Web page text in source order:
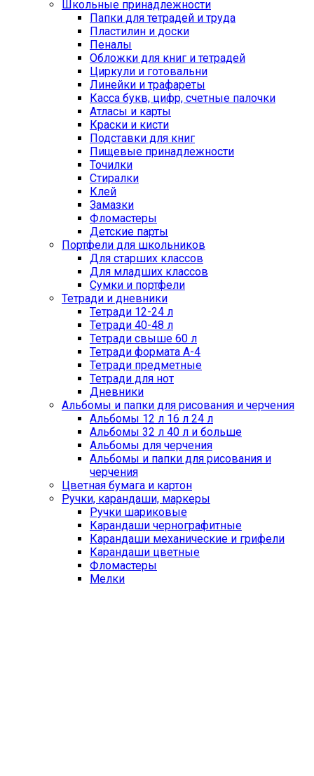
Школьные принадлежности
Папки для тетрадей и труда
Пластилин и доски
Пеналы
Обложки для книг и тетрадей
Циркули и готовальни
Линейки и трафареты
Касса букв, цифр, счетные палочки
Атласы и карты
Краски и кисти
Подставки для книг
Пищевые принадлежности
Точилки
Стиралки
Клей
Замазки
Фломастеры
Детские парты
Портфели для школьников
Для старших классов
Для младших классов
Сумки и портфели
Тетради и дневники
Тетради 12-24 л
Тетради 40-48 л
Тетради свыше 60 л
Тетради формата А-4
Тетради предметные
Тетради для нот
Дневники
Альбомы и папки для рисования и черчения
Альбомы 12 л 16 л 24 л
Альбомы 32 л 40 л и больше
Альбомы для черчения
Альбомы и папки для рисования и
черчения
Цветная бумага и картон
Ручки, карандаши, маркеры
Ручки шариковые
Карандаши чернографитные
Карандаши механические и грифели
Карандаши цветные
Фломастеры
Мелки